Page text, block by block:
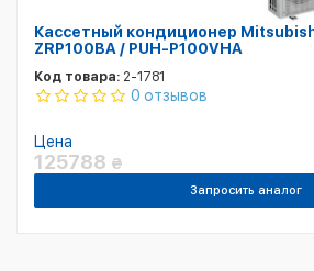
Кассетный кондиционер
ZRP100BA / PUH-P100VHA
Код товара: 2-1781
0 отзывов
Цена
125788 ₴
Запросить аналог